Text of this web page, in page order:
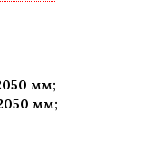
мм;
мм;